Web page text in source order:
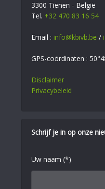
3300 Tienen - België
Tel. +32 470 83 16 54
Email : info@kbivb.be /
GPS-coördinaten :
Disclaimer
Privacybeleid
Schrijf je in op onze
Uw naam (*)